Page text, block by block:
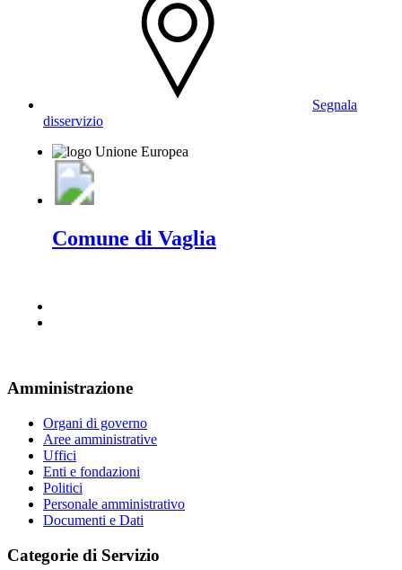
Segnala
disservizio
Comune di Vaglia
Amministrazione
Organi di governo
Aree amministrative
Uffici
Enti e fondazioni
Politici
Personale amministrativo
Documenti e Dati
Categorie di Servizio